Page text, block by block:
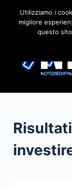
n
Utilizziamo i
migliore
questo